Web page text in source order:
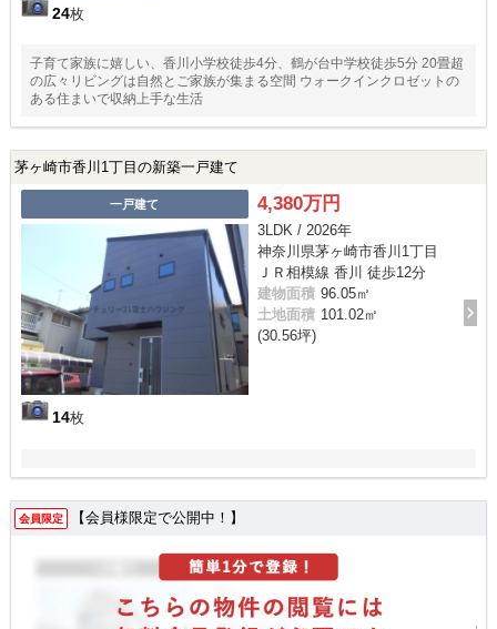
24枚
子育て家族に嬉しい、香川小学校徒歩4分、鶴が台中学校徒歩5分 20畳超
の広々リビングは自然とご家族が集まる空間 ウォークインクロゼットの
ある住まいで収納上手な生活
茅ヶ崎市香川1丁目の新築一戸建て
一戸建て
14枚
4,380万円
3LDK / 2026年
神奈川県茅ヶ崎市香川1丁目
ＪＲ相模線 香川 徒歩12分
建物面積 96.05㎡
土地面積 101.02㎡
(30.56坪)
会員限定 【会員様限定で公開中！】